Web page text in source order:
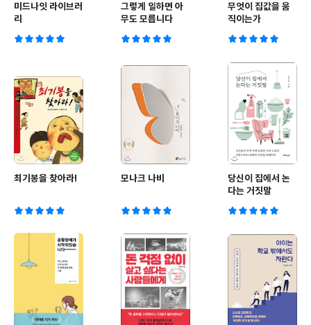
미드나잇 라이브러
리
그렇게 일하면 아
무도 모릅니다
무엇이 집값을 움
직이는가
최기봉을 찾아라! 모나크 나비
당신이 집에서 논
다는 거짓말